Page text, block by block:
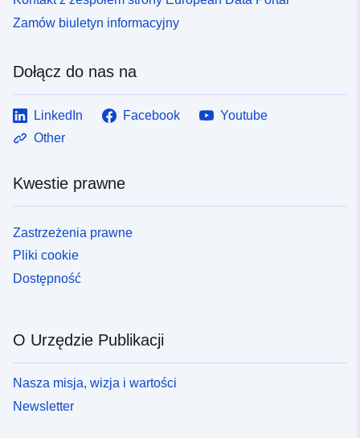
Typ:
Zasób:
Zamów biuletyn informacyjny
Dołącz do nas na
LinkedIn Facebook
Youtube
Other
Kwestie prawne
Zastrzeżenia prawne
Pliki cookie
Dostępność
O Urzędzie Publikacji
Nasza misja, wizja i wartości
Newsletter